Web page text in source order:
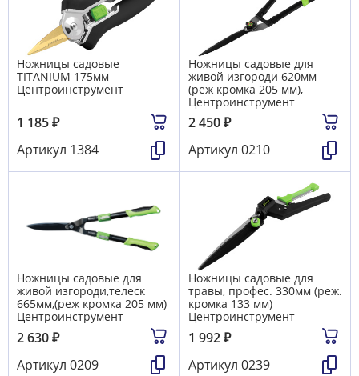
Ножницы садовые
TITANIUM 175мм
Центроинструмент
1 185₽
Артикул 1384
Ножницы садовые для
живой изгороди 620мм
(реж кромка 205 мм),
Центроинструмент
2 450₽
Артикул 0210
Ножницы садовые для
живой изгороди,телеск
665мм,(реж кромка 205 мм)
Центроинструмент
2 630₽
Артикул 0209
Ножницы садовые для
травы, профес. 330мм (реж.
кромка 133 мм)
Центроинструмент
1 992₽
Артикул 0239